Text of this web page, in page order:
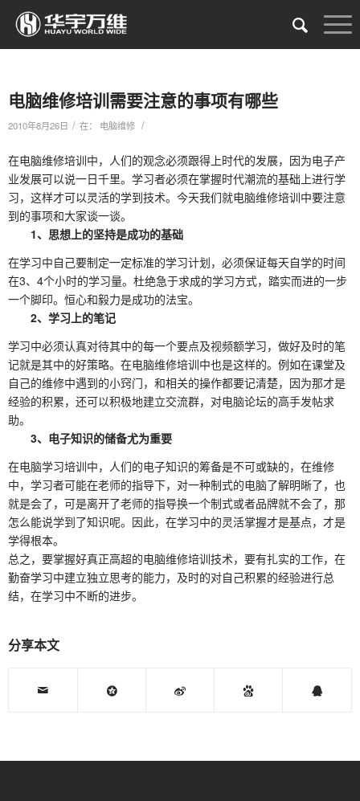
电脑维修培训需要注意的事项有哪些
2010年8月26日 / 在： 电脑维修 /
在电脑维修培训中，人们的观念必须跟得上时代的发展，因为电子产
业发展可以说一日千里。学习者必须在掌握时代潮流的基础上进行学
习，这样才可以灵活的学到技术。今天我们就电脑维修培训中要注意
到的事项和大家谈一谈。
1、思想上的坚持是成功的基础
在学习中自己要制定一定标准的学习计划，必须保证每天自学的时间
在3、4个小时的学习量。杜绝急于求成的学习方式，踏实而进的一步
一个脚印。恒心和毅力是成功的法宝。
2、学习上的笔记
学习中必须认真对待其中的每一个要点及视频额学习，做好及时的笔
记就是其中的好策略。在电脑维修培训中也是这样的。例如在课堂及
自己的维修中遇到的小窍门，和相关的操作都要记清楚，因为那才是
经验的积累，还可以积极地建立交流群，对电脑论坛的高手发帖求
助。
3、电子知识的储备尤为重要
在电脑学习培训中，人们的电子知识的筹备是不可或缺的，在维修
中，学习者可能在老师的指导下，对一种制式的电脑了解明晰了，也
就是会了，可是离开了老师的指导换一个制式或者品牌就不会了，那
怎么能说学到了知识呢。因此，在学习中的灵活掌握才是基点，才是
学得根本。
总之，要掌握好真正高超的电脑维修培训技术，要有扎实的工作，在
勤奋学习中建立独立思考的能力，及时的对自己积累的经验进行总
结，在学习中不断的进步。
分享本文